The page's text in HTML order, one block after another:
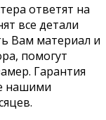
ответят на
все детали
Вам материал и
помогут
Гарантия
нашими